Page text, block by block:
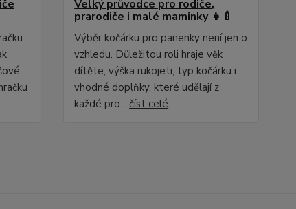
Velký průvodce pro rodiče,
prarodiče i malé maminky 👧🍼
Výběr kočárku pro panenky není jen o
vzhledu. Důležitou roli hraje věk
dítěte, výška rukojeti, typ kočárku i
vhodné doplňky, které udělají z
každé pro...číst celé